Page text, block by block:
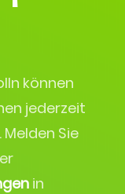
können
jederzeit
Sie
in